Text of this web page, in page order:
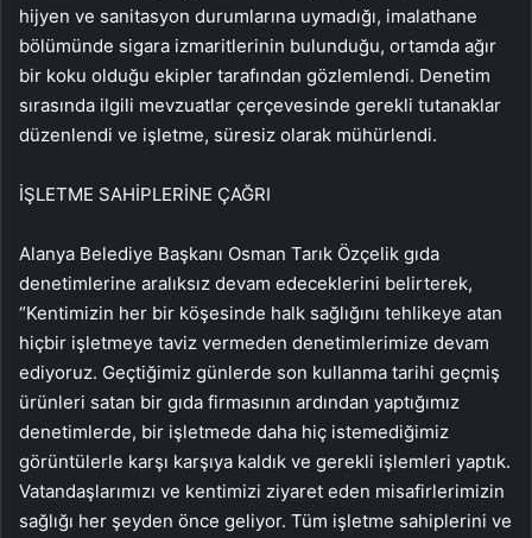
hijyen ve sanitasyon durumlarına uymadığı, imalathane
bölümünde sigara izmaritlerinin bulunduğu, ortamda ağır
bir koku olduğu ekipler tarafından gözlemlendi. Denetim
sırasında ilgili mevzuatlar çerçevesinde gerekli tutanaklar
düzenlendi ve işletme, süresiz olarak mühürlendi.
İŞLETME SAHİPLERİNE ÇAĞRI
Alanya Belediye Başkanı Osman Tarık Özçelik gıda
denetimlerine aralıksız devam edeceklerini belirterek,
“Kentimizin her bir köşesinde halk sağlığını tehlikeye atan
hiçbir işletmeye taviz vermeden denetimlerimize devam
ediyoruz. Geçtiğimiz günlerde son kullanma tarihi geçmiş
ürünleri satan bir gıda firmasının ardından yaptığımız
denetimlerde, bir işletmede daha hiç istemediğimiz
görüntülerle karşı karşıya kaldık ve gerekli işlemleri yaptık.
Vatandaşlarımızı ve kentimizi ziyaret eden misafirlerimizin
sağlığı her şeyden önce geliyor. Tüm işletme sahiplerini ve